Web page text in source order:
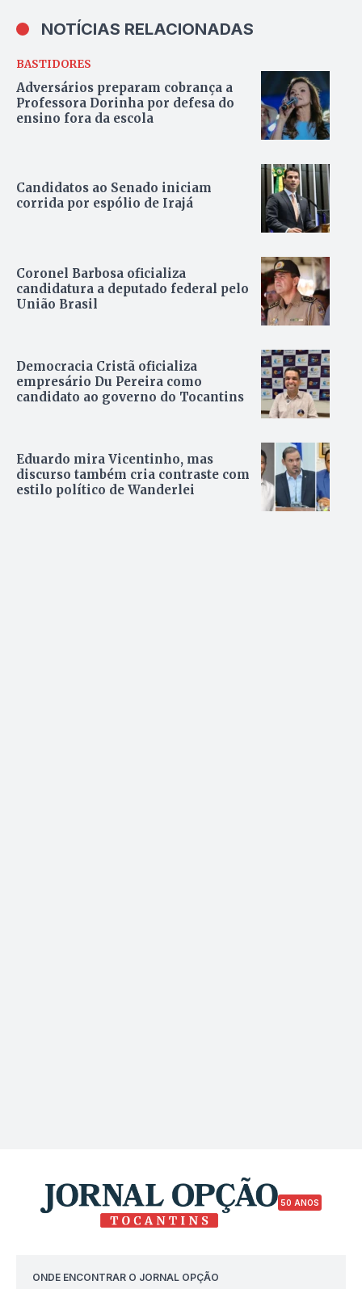
NOTÍCIAS RELACIONADAS
BASTIDORES
Adversários preparam cobrança a
Professora Dorinha por defesa do
ensino fora da escola
Candidatos ao Senado iniciam
corrida por espólio de Irajá
Coronel Barbosa oficializa
candidatura a deputado federal pelo
União Brasil
Democracia Cristã oficializa
empresário Du Pereira como
candidato ao governo do Tocantins
Eduardo mira Vicentinho, mas
discurso também cria contraste com
estilo político de Wanderlei
50 ANOS
ONDE ENCONTRAR O JORNAL OPÇÃO